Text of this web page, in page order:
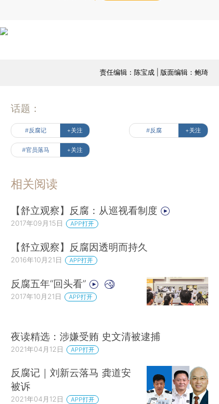
责任编辑：陈宝成 | 版面编辑：鲍琦
话题：
#反腐记 +关注 #反腐 +关注
#官员落马 +关注
相关阅读
【舒立观察】反腐：从巡视看制度
2017年09月15日 APP打开
【舒立观察】反腐因透明而持久
2016年10月21日 APP打开
反腐五年“回头看”
2017年10月21日 APP打开
夜读精选：涉嫌受贿 史文清被逮捕
2021年04月12日 APP打开
反腐记｜刘新云落马 龚道安
被诉
2021年04月12日 APP打开